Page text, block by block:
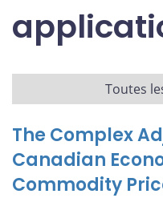
Toutes
The Complex
Canadian
Commodity